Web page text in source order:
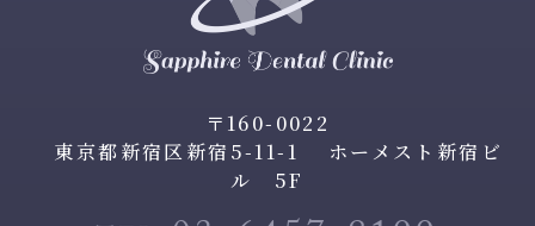
〒160-0022
東京都新宿区新宿5-11-1 ホーメスト新宿ビ
ル 5F